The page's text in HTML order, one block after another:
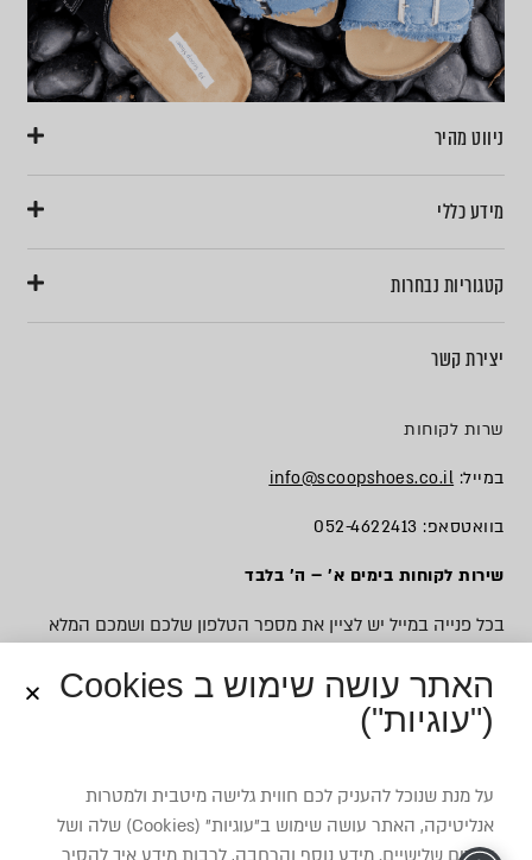
ניווט מהיר
מידע כללי
קטגוריות נבחרות
יצירת קשר
שרות לקוחות
במייל: info@scoopshoes.co.il
בוואטסאפ: 052-4622413
שירות לקוחות בימים א׳ – ה׳ בלבד
בכל פנייה במייל יש לציין את מספר הטלפון שלכם ושמכם המלא
האתר עושה שימוש ב Cookies
("עוגיות")
על מנת שנוכל להעניק לכם חווית גלישה מיטבית ולמטרות
אנליטיקה, האתר עושה שימוש ב”עוגיות” (Cookies) שלה ושל
צדדים שלישיים. מידע נוסף והרחבה, לרבות מידע איך להסיר